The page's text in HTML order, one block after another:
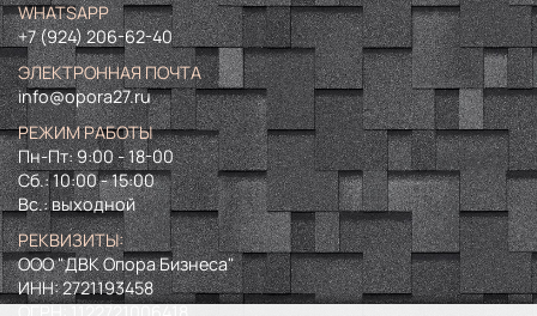
WHATSAPP
+7 (924) 206-62-40
ЭЛЕКТРОННАЯ ПОЧТА
info@opora27.ru
РЕЖИМ РАБОТЫ
Пн-Пт: 9:00 - 18-00
Сб.: 10:00 - 15:00
Вс.: выходной
РЕКВИЗИТЫ:
ООО "ДВК Опора Бизнеса"
ИНН:2721193458